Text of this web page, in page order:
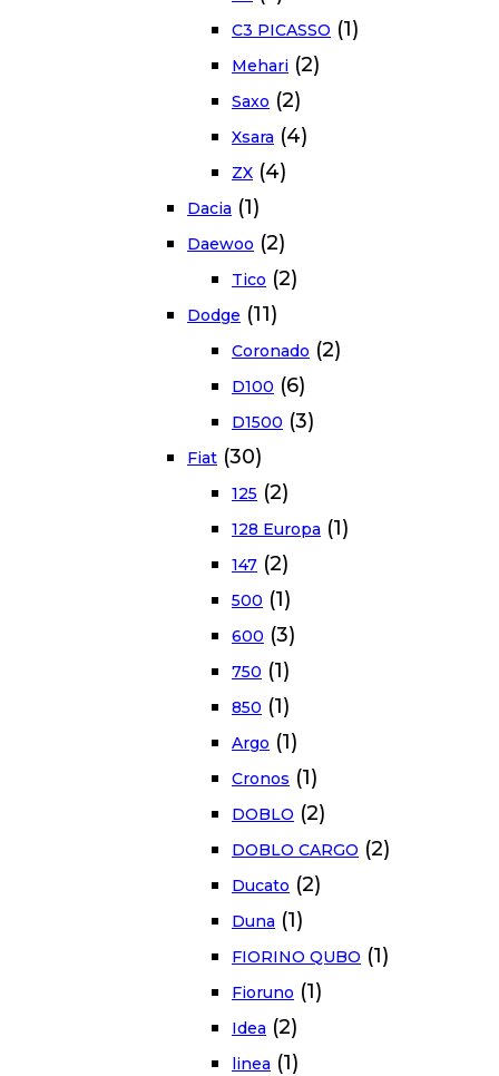
C3 PICASSO (1)
Mehari (2)
Saxo (2)
Xsara (4)
ZX (4)
Dacia (1)
Daewoo (2)
Tico (2)
Dodge (11)
Coronado (2)
D100 (6)
D1500 (3)
Fiat (30)
125 (2)
128 Europa (1)
147 (2)
500 (1)
600 (3)
750 (1)
850 (1)
Argo (1)
Cronos (1)
DOBLO (2)
DOBLO CARGO (2)
Ducato (2)
Duna (1)
FIORINO QUBO (1)
Fioruno (1)
Idea (2)
linea (1)